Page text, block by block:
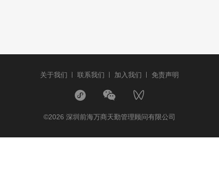
关于我们 联系我们 加入我们 免责声明
©2026 深圳前海万商天勤管理顾问有限公司